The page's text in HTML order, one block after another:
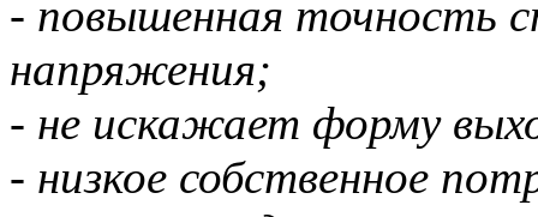
- повышенная точность
напряжения;
- не искажает форму
- низкое собственное